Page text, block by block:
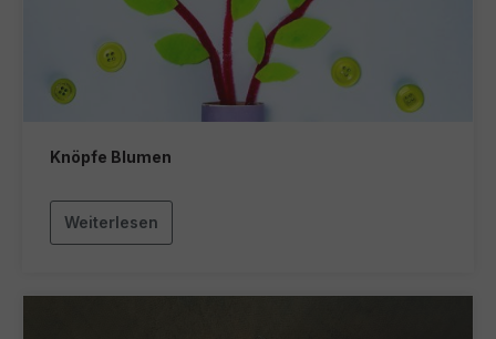
Knöpfe Blumen
Weiterlesen